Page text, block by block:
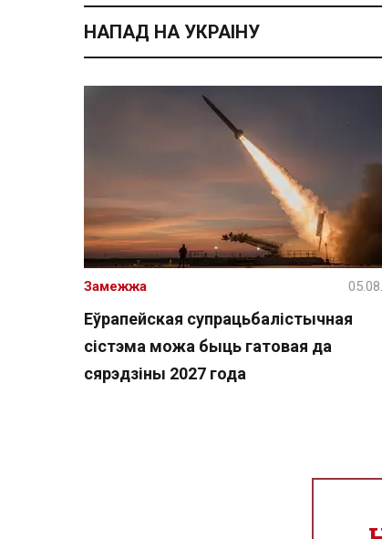
НАПАД НА УКРАІНУ
Еўрапейская супрацьбалістычная
сістэма можа быць гатовая да
сярэдзіны 2027 года
Замежжа